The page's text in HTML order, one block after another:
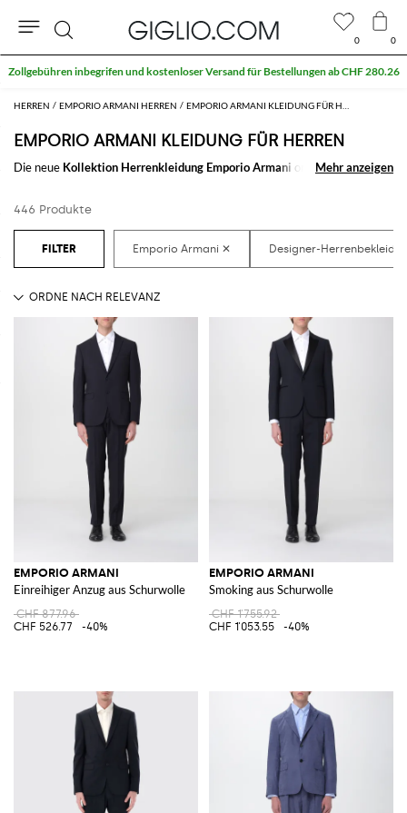
HERREN EMPORIO ARMANI HERREN
EMPORIO ARMANI KLEIDUNG FÜR HERREN
Die neue Kollektion Herrenkleidung Emporio Armani online in unserem
Informellen, zum Sportlichen. Du wirst immer das was du suchst finden.
Entdecke die
Herrenkleidung Emporio Armani onlineauf GIGLIO.COM
Mehr anzeigen
Mehr anzeigen
446 Produkte
EMPORIO ARMANI
Einreihiger Anzug aus Schurwolle
CHF 877.96
CHF 526.77
-40%
EMPORIO ARMANI
Smoking aus Schurwolle
CHF 1'755.92
CHF 1'053.55
-40%
0 0
Suche
Extra 10 % auf den Outlet-Bereich